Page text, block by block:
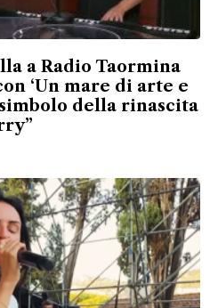
a Radio Taormina
‘Un mare di arte e
della rinascita